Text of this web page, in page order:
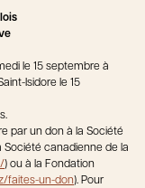
le 15 septembre à
Isidore le 15
par un don à la Société
Société canadienne de la
) ou à la Fondation
faites-un-don). Pour